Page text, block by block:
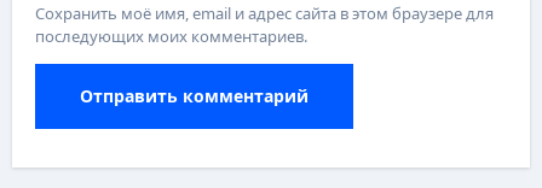
Сохранить моё имя, email и адрес сайта в этом браузере для
последующих моих комментариев.